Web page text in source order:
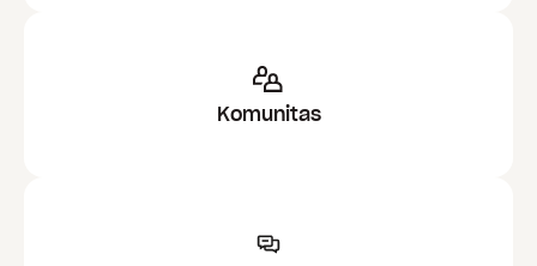
Komunitas